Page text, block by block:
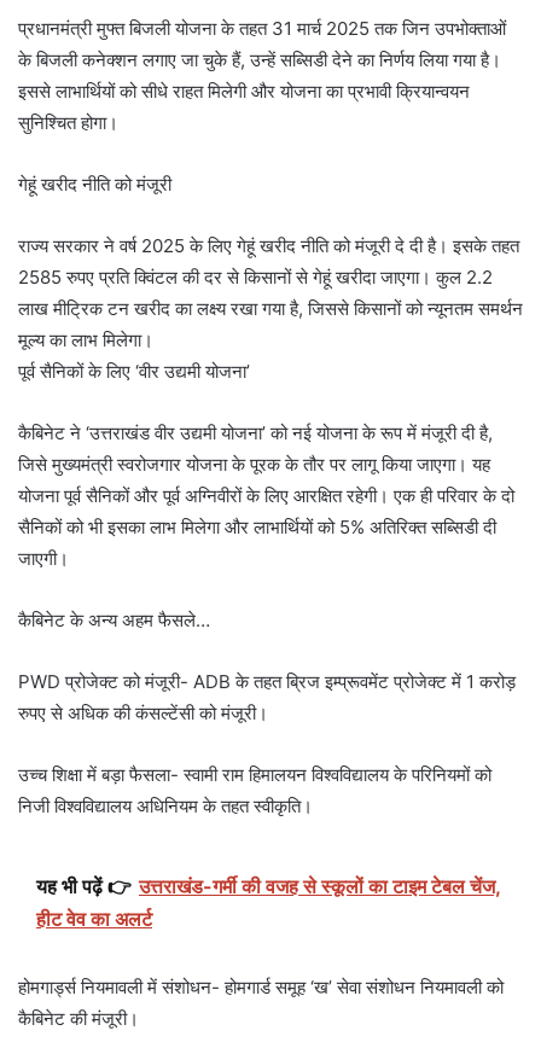
प्रधानमंत्री मुफ्त बिजली योजना के तहत 31 मार्च 2025 तक जिन उपभोक्ताओं
के बिजली कनेक्शन लगाए जा चुके हैं, उन्हें सब्सिडी देने का निर्णय लिया गया है।
इससे लाभार्थियों को सीधे राहत मिलेगी और योजना का प्रभावी क्रियान्वयन
सुनिश्चित होगा।
गेहूं खरीद नीति को मंजूरी
राज्य सरकार ने वर्ष 2025 के लिए गेहूं खरीद नीति को मंजूरी दे दी है। इसके तहत
2585 रुपए प्रति क्विंटल की दर से किसानों से गेहूं खरीदा जाएगा। कुल 2.2
लाख मीट्रिक टन खरीद का लक्ष्य रखा गया है, जिससे किसानों को न्यूनतम समर्थन
मूल्य का लाभ मिलेगा।
पूर्व सैनिकों के लिए ‘वीर उद्यमी योजना’
कैबिनेट ने ‘उत्तराखंड वीर उद्यमी योजना’ को नई योजना के रूप में मंजूरी दी है,
जिसे मुख्यमंत्री स्वरोजगार योजना के पूरक के तौर पर लागू किया जाएगा। यह
योजना पूर्व सैनिकों और पूर्व अग्निवीरों के लिए आरक्षित रहेगी। एक ही परिवार के दो
सैनिकों को भी इसका लाभ मिलेगा और लाभार्थियों को 5% अतिरिक्त सब्सिडी दी
जाएगी।
कैबिनेट के अन्य अहम फैसले…
PWD प्रोजेक्ट को मंजूरी- ADB के तहत ब्रिज इम्प्रूवमेंट प्रोजेक्ट में 1 करोड़
रुपए से अधिक की कंसल्टेंसी को मंजूरी।
उच्च शिक्षा में बड़ा फैसला- स्वामी राम हिमालयन विश्वविद्यालय के परिनियमों को
निजी विश्वविद्यालय अधिनियम के तहत स्वीकृति।
यह भी पढ़ें 👉 उत्तराखंड-गर्मी की वजह से स्कूलों का टाइम टेबल चेंज,
हीट वेव का अलर्ट
होमगार्ड्स नियमावली में संशोधन- होमगार्ड समूह ‘ख’ सेवा संशोधन नियमावली को
कैबिनेट की मंजूरी।